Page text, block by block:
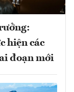
hiện các
đoạn mới